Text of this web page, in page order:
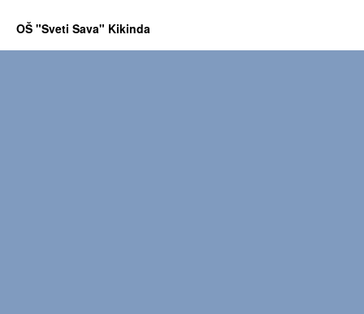
OŠ "Sveti Sava" Kikinda